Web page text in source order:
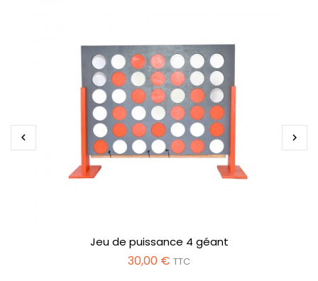
 
Jeu de puissance 4 géant
30,00 € TTC